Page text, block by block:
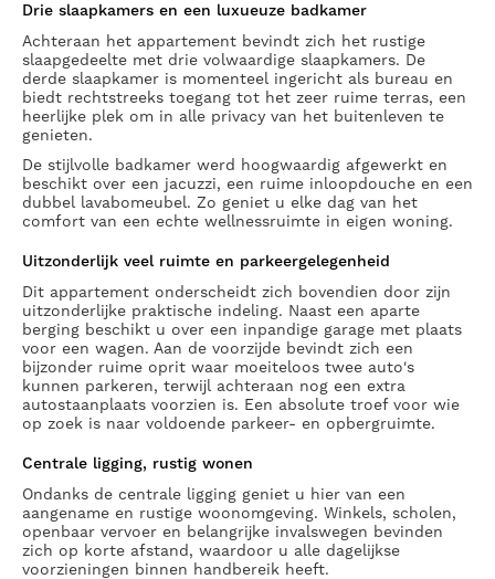
Drie slaapkamers en een luxueuze badkamer
Achteraan het appartement bevindt zich het rustige
slaapgedeelte met drie volwaardige slaapkamers. De
derde slaapkamer is momenteel ingericht als bureau en
biedt rechtstreeks toegang tot het zeer ruime terras, een
heerlijke plek om in alle privacy van het buitenleven te
genieten.
De stijlvolle badkamer werd hoogwaardig afgewerkt en
beschikt over een jacuzzi, een ruime inloopdouche en een
dubbel lavabomeubel. Zo geniet u elke dag van het
comfort van een echte wellnessruimte in eigen woning.
Uitzonderlijk veel ruimte en parkeergelegenheid
Dit appartement onderscheidt zich bovendien door zijn
uitzonderlijke praktische indeling. Naast een aparte
berging beschikt u over een inpandige garage met plaats
voor een wagen. Aan de voorzijde bevindt zich een
bijzonder ruime oprit waar moeiteloos twee auto's
kunnen parkeren, terwijl achteraan nog een extra
autostaanplaats voorzien is. Een absolute troef voor wie
op zoek is naar voldoende parkeer- en opbergruimte.
Centrale ligging, rustig wonen
Ondanks de centrale ligging geniet u hier van een
aangename en rustige woonomgeving. Winkels, scholen,
openbaar vervoer en belangrijke invalswegen bevinden
zich op korte afstand, waardoor u alle dagelijkse
voorzieningen binnen handbereik heeft.